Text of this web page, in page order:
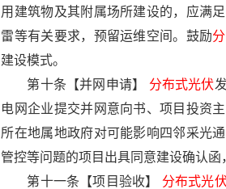
用建筑物及其附属场所建设的，应满
雷等有关要求，预留运维空间。鼓励
建设模式。
第十条【并网申请】 分布式光伏
电网企业提交并网意向书、项目投资
所在地属地政府对可能影响四邻采光
管控等问题的项目出具同意建设确认函
第十一条【项目验收】 分布式光